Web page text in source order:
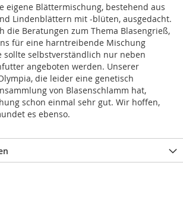
eigene Blättermischung, bestehend aus
Lindenblättern mit -blüten, ausgedacht.
die Beratungen zum Thema Blasengrieß,
für eine harntreibende Mischung
sollte selbstverständlich nur neben
angeboten werden. Unserer
die leider eine genetisch
von Blasenschlamm hat,
schon einmal sehr gut. Wir hoffen,
es ebenso.